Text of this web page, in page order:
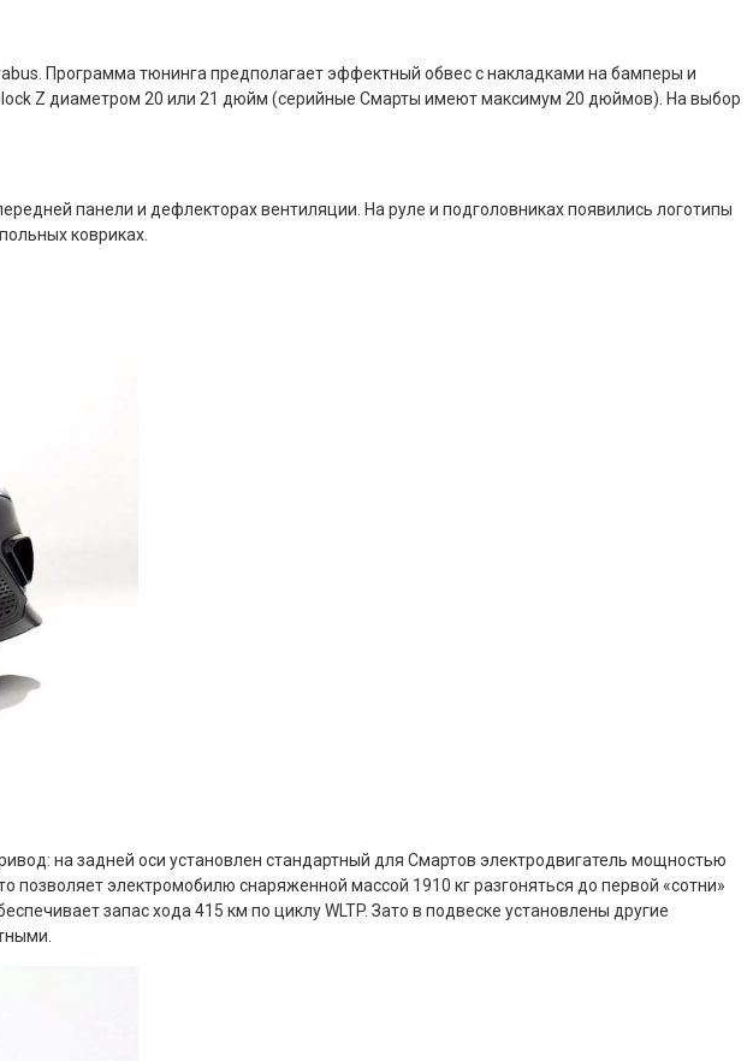
Программа тюнинга предполагает эффектный обвес с накладками на бамперы и
Z диаметром 20 или 21 дюйм (серийные Смарты имеют максимум 20 дюймов). На выбор
панели и дефлекторах вентиляции. На руле и подголовниках появились логотипы
ковриках.
на задней оси установлен стандартный для Смартов электродвигатель мощностью
электромобилю снаряженной массой 1910 кг разгоняться до первой «сотни»
запас хода 415 км по циклу WLTP. Зато в подвеске установлены другие